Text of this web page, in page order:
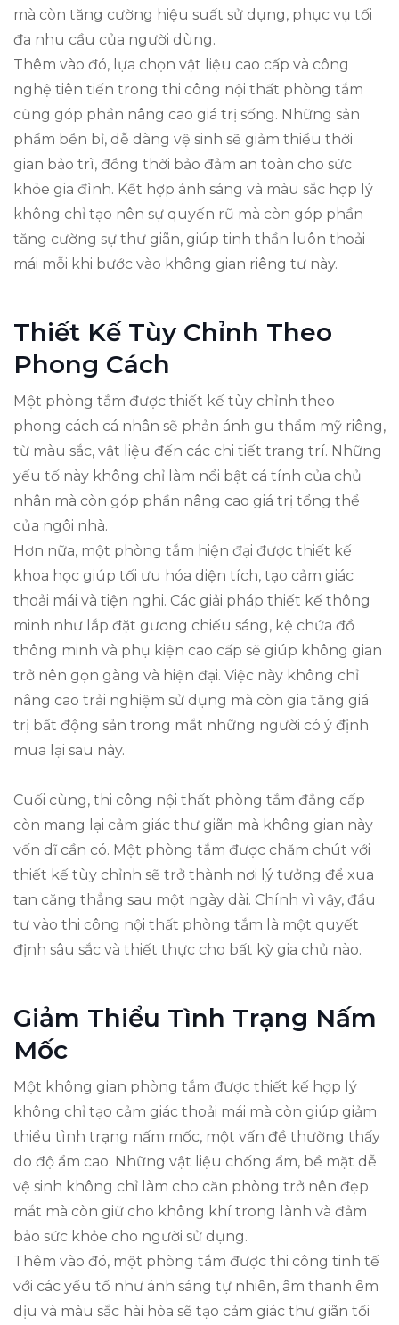
mà còn tăng cường hiệu suất sử dụng, phục vụ tối
đa nhu cầu của người dùng.
Thêm vào đó, lựa chọn vật liệu cao cấp và công
nghệ tiên tiến trong thi công nội thất phòng tắm
cũng góp phần nâng cao giá trị sống. Những sản
phẩm bền bỉ, dễ dàng vệ sinh sẽ giảm thiểu thời
gian bảo trì, đồng thời bảo đảm an toàn cho sức
khỏe gia đình. Kết hợp ánh sáng và màu sắc hợp lý
không chỉ tạo nên sự quyến rũ mà còn góp phần
tăng cường sự thư giãn, giúp tinh thần luôn thoải
mái mỗi khi bước vào không gian riêng tư này.
Thiết Kế Tùy Chỉnh Theo
Phong Cách
Một phòng tắm được thiết kế tùy chỉnh theo
phong cách cá nhân sẽ phản ánh gu thẩm mỹ riêng,
từ màu sắc, vật liệu đến các chi tiết trang trí. Những
yếu tố này không chỉ làm nổi bật cá tính của chủ
nhân mà còn góp phần nâng cao giá trị tổng thể
của ngôi nhà.
Hơn nữa, một phòng tắm hiện đại được thiết kế
khoa học giúp tối ưu hóa diện tích, tạo cảm giác
thoải mái và tiện nghi. Các giải pháp thiết kế thông
minh như lắp đặt gương chiếu sáng, kệ chứa đồ
thông minh và phụ kiện cao cấp sẽ giúp không gian
trở nên gọn gàng và hiện đại. Việc này không chỉ
nâng cao trải nghiệm sử dụng mà còn gia tăng giá
trị bất động sản trong mắt những người có ý định
mua lại sau này.
Cuối cùng, thi công nội thất phòng tắm đẳng cấp
còn mang lại cảm giác thư giãn mà không gian này
vốn dĩ cần có. Một phòng tắm được chăm chút với
thiết kế tùy chỉnh sẽ trở thành nơi lý tưởng để xua
tan căng thẳng sau một ngày dài. Chính vì vậy, đầu
tư vào thi công nội thất phòng tắm là một quyết
định sâu sắc và thiết thực cho bất kỳ gia chủ nào.
Giảm Thiểu Tình Trạng Nấm
Mốc
Một không gian phòng tắm được thiết kế hợp lý
không chỉ tạo cảm giác thoải mái mà còn giúp giảm
thiểu tình trạng nấm mốc, một vấn đề thường thấy
do độ ẩm cao. Những vật liệu chống ẩm, bề mặt dễ
vệ sinh không chỉ làm cho căn phòng trở nên đẹp
mắt mà còn giữ cho không khí trong lành và đảm
bảo sức khỏe cho người sử dụng.
Thêm vào đó, một phòng tắm được thi công tinh tế
với các yếu tố như ánh sáng tự nhiên, âm thanh êm
dịu và màu sắc hài hòa sẽ tạo cảm giác thư giãn tối